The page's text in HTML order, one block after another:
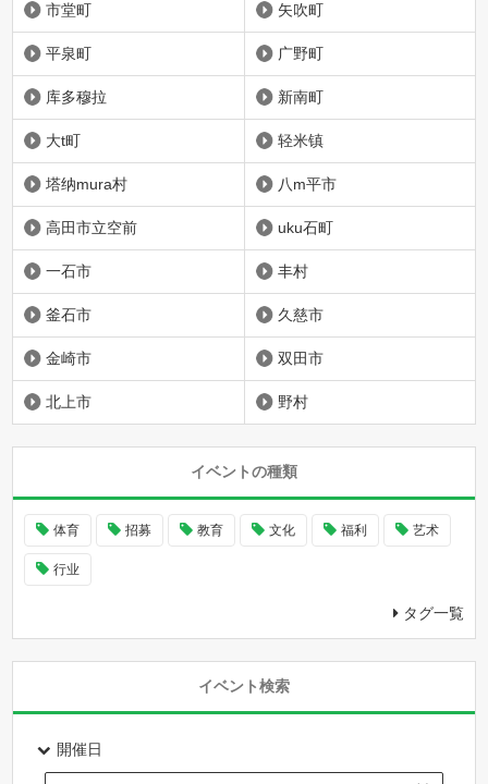
市堂町 矢吹町
平泉町 广野町
库多穆拉 新南町
大t町 轻米镇
塔纳mura村 八m平市
高田市立空前 uku石町
一石市 丰村
釜石市 久慈市
金崎市 双田市
北上市 野村
イベントの種類
体育 招募 教育 文化 福利 艺术
行业
タグ一覧
イベント検索
開催日